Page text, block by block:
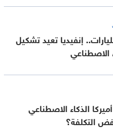
إنفيديا تعيد تشكيل
الاصطناعي
الذكاء الاصطناعي
التكلفة؟